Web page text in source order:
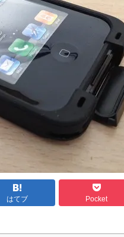
はてブ Pocket